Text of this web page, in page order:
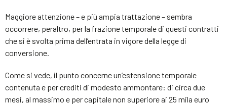
Maggiore attenzione – e più ampia trattazione – sembra
occorrere, peraltro, per la frazione temporale di questi contratti
che si è svolta prima dell’entrata in vigore della legge di
conversione.
Come si vede, il punto concerne un’estensione temporale
contenuta e per crediti di modesto ammontare: di circa due
mesi, al massimo e per capitale non superiore ai 25 mila euro